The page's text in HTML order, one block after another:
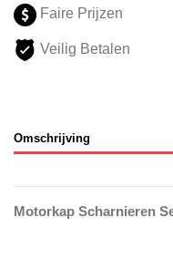
Faire Prijzen
Veilig Betalen
Omschrijving
Motorkap Scharnieren